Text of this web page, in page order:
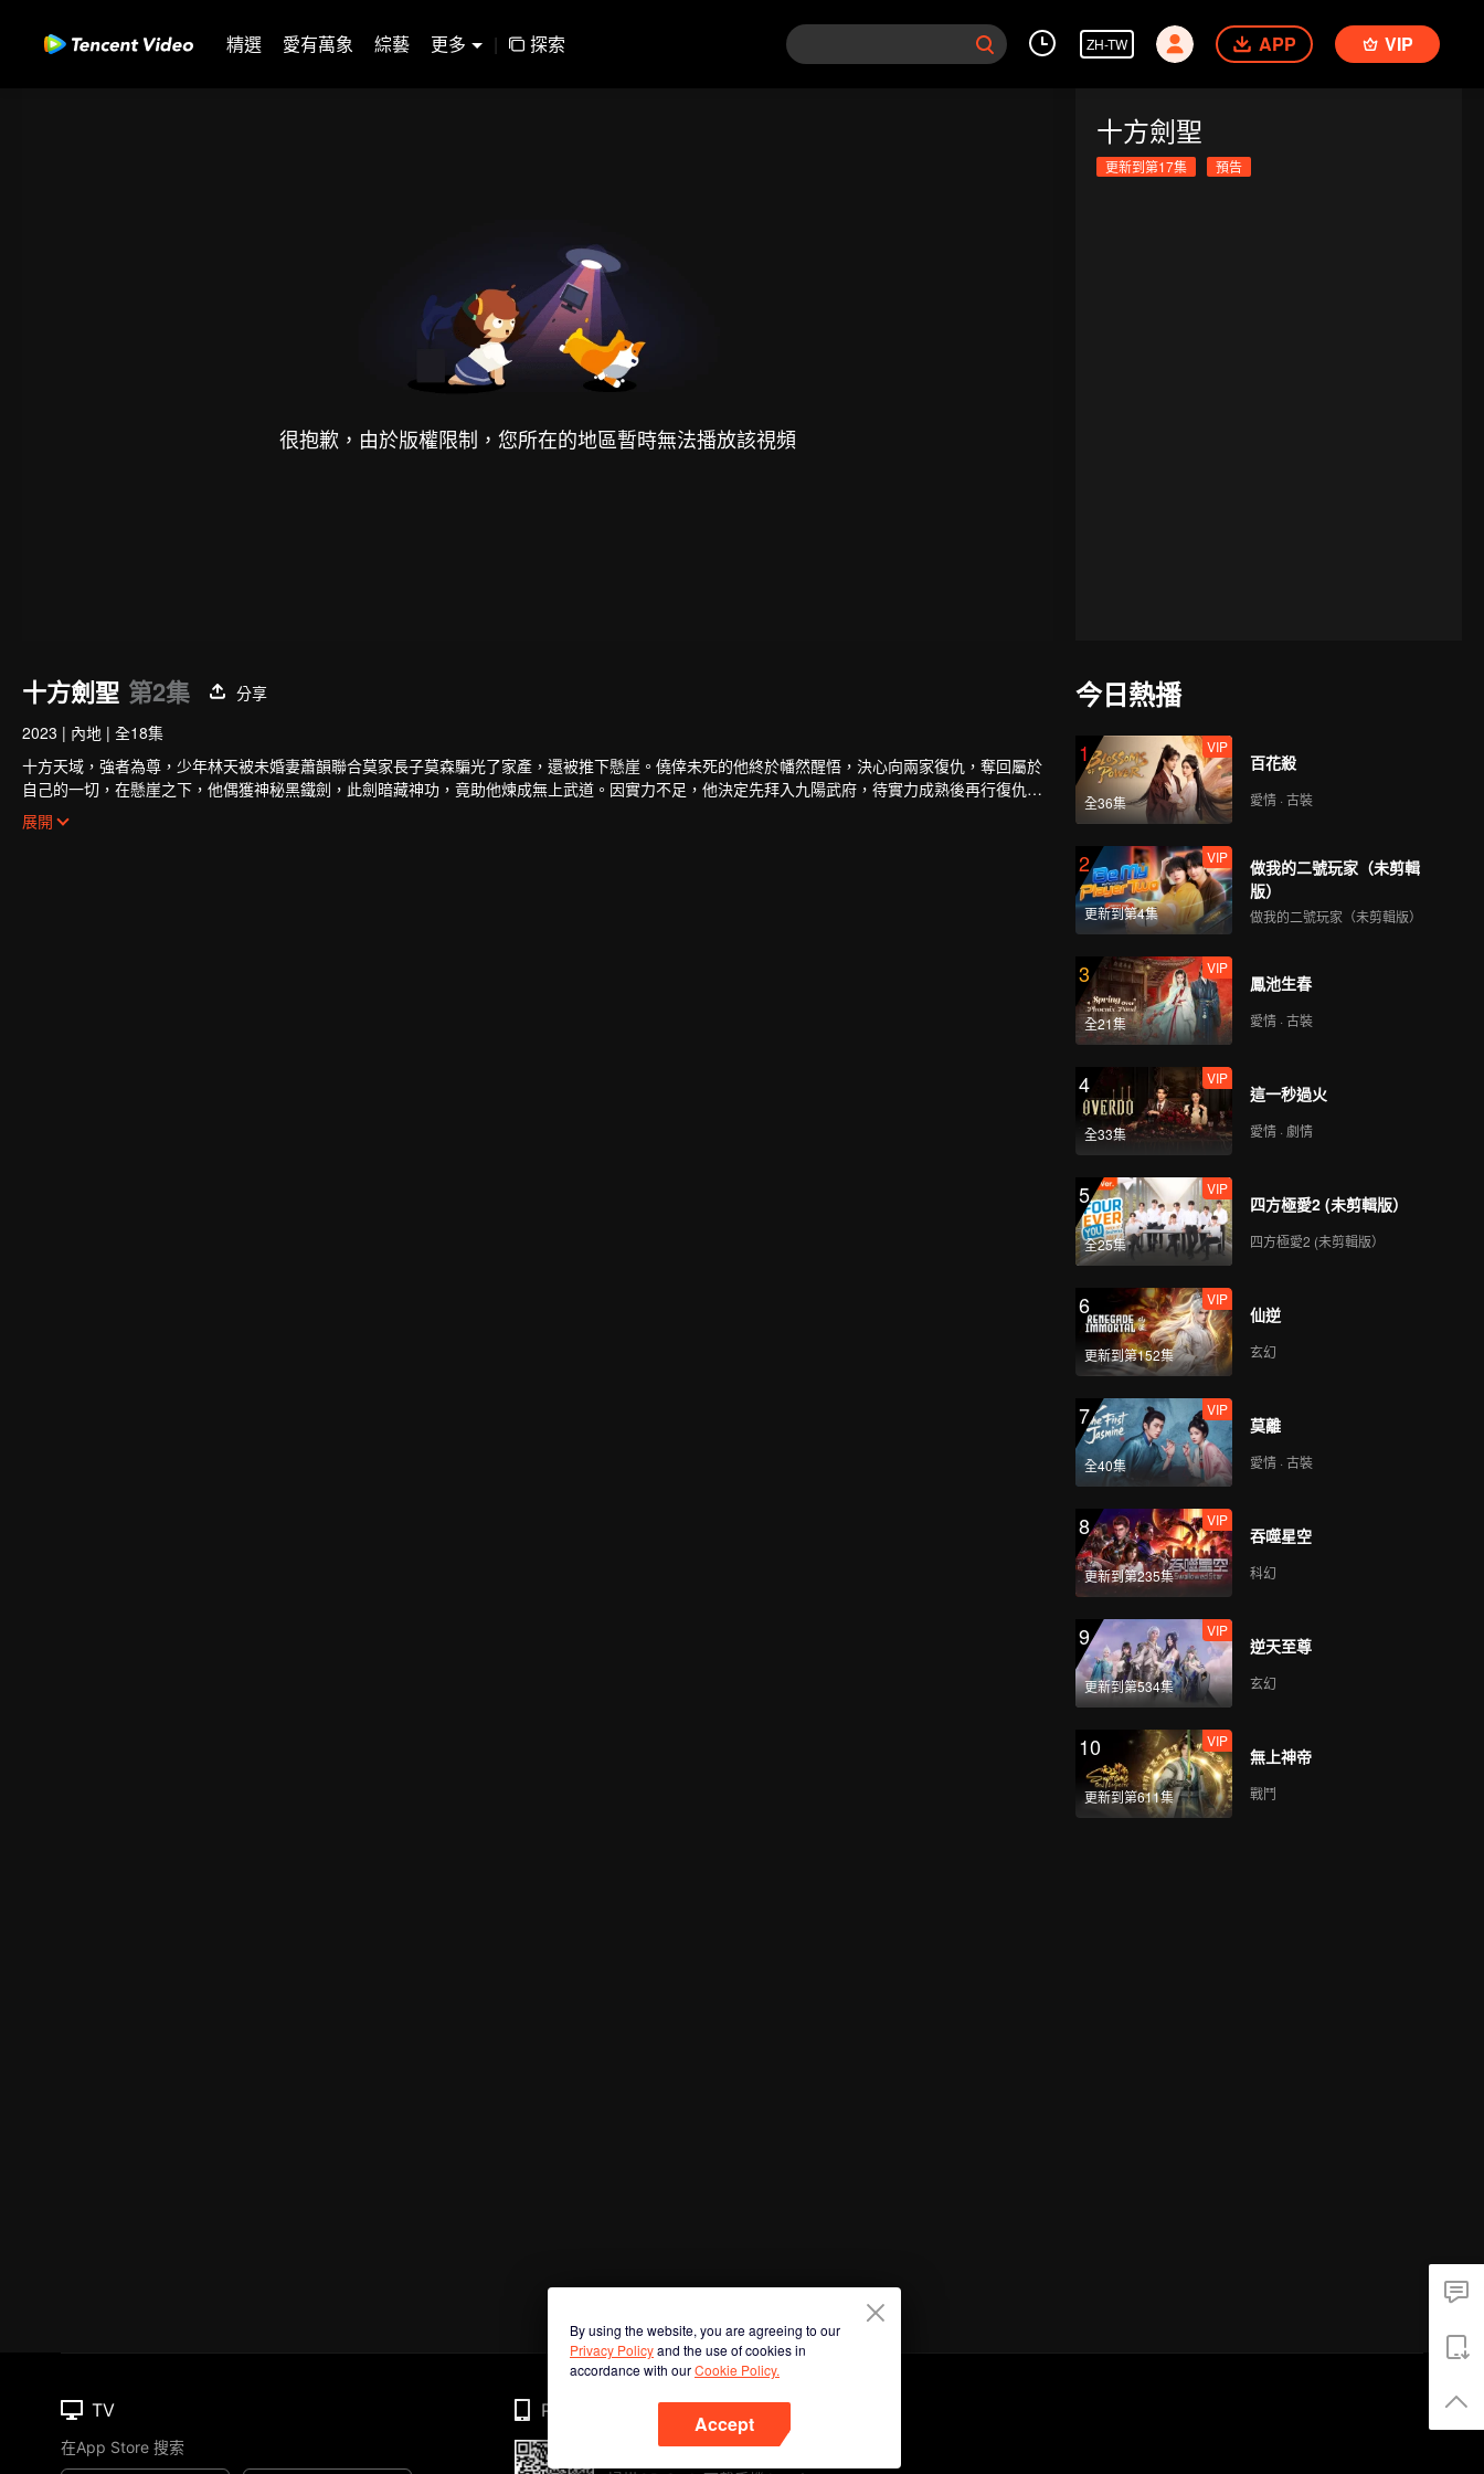
精選 愛有萬象 綜藝 更多 | 探索 ZH-TW APP VIP
很抱歉，由於版權限制，您所在的地區暫時無法播放該視頻
十方劍聖
更新到第17集 預告
十方劍聖 第2集
分享
2023 | 內地 | 全18集
十方天域，強者為尊，少年林天被未婚妻蕭韻聯合莫家長子莫森騙光了家產，還被推下懸崖。僥倖未死的他終於幡然醒悟，決心向兩家復仇，奪回屬於
自己的一切，在懸崖之下，他偶獲神秘黑鐵劍，此劍暗藏神功，竟助他煉成無上武道。因實力不足，他決定先拜入九陽武府，待實力成熟後再行復仇，
不料武府長老卻是莫森的大伯，林天內外交困，危機重重。林天開始低調行事，苦修武道，精修符陣之法，暗中出城歷練，戰赤面鬼，殺百足獸，奪血
魂花，奇遇不斷。他的實力飛速增長，蕭莫兩家卻仍不知悔改，埋伏、暗殺，甚至發動全家勢力進山圍剿，而林天神功大成，自以一劍破之。且看少年
展開
今日熱播
1
全36集
VIP
百花殺
愛情 · 古裝
2
更新到第4集
VIP
做我的二號玩家（未剪輯
版）
做我的二號玩家（未剪輯版）
3
全21集
VIP
鳳池生春
愛情 · 古裝
4
全33集
VIP
這一秒過火
愛情 · 劇情
5
全25集
VIP
四方極愛2 (未剪輯版）
四方極愛2 (未剪輯版）
6
更新到第152集
VIP
仙逆
玄幻
7
全40集
VIP
莫離
愛情 · 古裝
8
更新到第235集
VIP
吞噬星空
科幻
9
更新到第534集
VIP
逆天至尊
玄幻
10
更新到第611集
VIP
無上神帝
戰鬥
By using the website, you are agreeing to our
Privacy Policyand the use of cookies in
accordance with ourCookie Policy.
Accept
TV
在App Store 搜索
Phone